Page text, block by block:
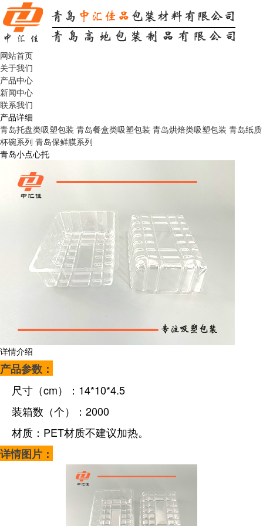
网站首页
关于我们
产品中心
新闻中心
联系我们
产品详细
青岛托盘类吸塑包装 青岛餐盒类吸塑包装 青岛烘焙类吸塑包装 青岛纸质
杯碗系列 青岛保鲜膜系列
青岛小点心托
详情介绍
产品参数：
尺寸（cm）：14*10*4.5
装箱数（个）：2000
材质：PET材质不建议加热。
详情图片：